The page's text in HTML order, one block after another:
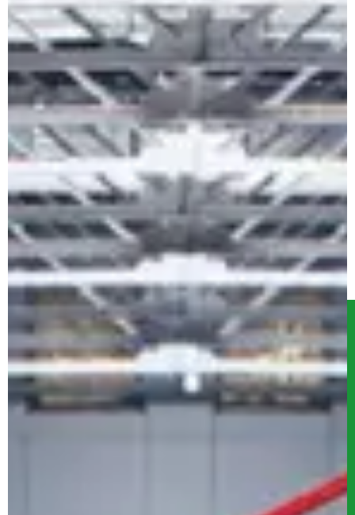
Zbiorniki na paliwo
Aktualności
O firmie
Serwis
Kontakt